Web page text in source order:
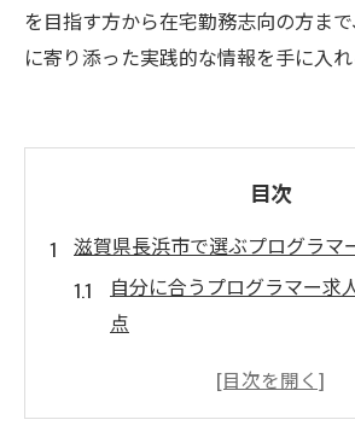
を目指す方から在宅勤務志向の方ま
に寄り添った実践的な情報を手に入れ
目次
滋賀県長浜市で選ぶプログラマ
自分に合うプログラマー求
点
求人票で注目すべき長浜市